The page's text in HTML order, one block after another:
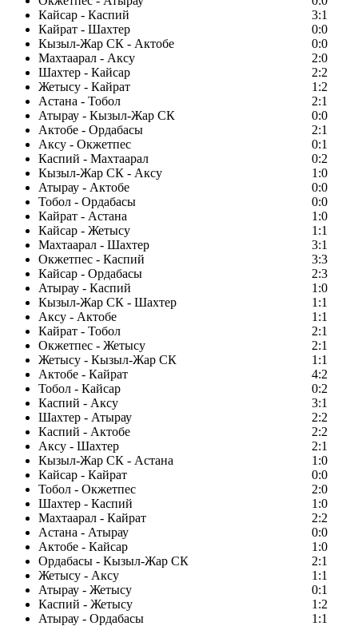
Кайсар - Каспий
3:1
Кайрат - Шахтер
0:0
Кызыл-Жар СК - Актобе
0:0
Махтаарал - Аксу
2:0
Шахтер - Кайсар
2:2
Жетысу - Кайрат
1:2
Астана - Тобол
2:1
Атырау - Кызыл-Жар СК
0:0
Актобе - Ордабасы
2:1
Аксу - Окжетпес
0:1
Каспий - Махтаарал
0:2
Кызыл-Жар СК - Аксу
1:0
Атырау - Актобе
0:0
Тобол - Ордабасы
0:0
Кайрат - Астана
1:0
Кайсар - Жетысу
1:1
Махтаарал - Шахтер
3:1
Окжетпес - Каспий
3:3
Кайсар - Ордабасы
2:3
Атырау - Каспий
1:0
Кызыл-Жар СК - Шахтер
1:1
Аксу - Актобе
1:1
Кайрат - Тобол
2:1
Окжетпес - Жетысу
2:1
Жетысу - Кызыл-Жар СК
1:1
Актобе - Кайрат
4:2
Тобол - Кайсар
0:2
Каспий - Аксу
3:1
Шахтер - Атырау
2:2
Каспий - Актобе
2:2
Аксу - Шахтер
2:1
Кызыл-Жар СК - Астана
1:0
Кайсар - Кайрат
0:0
Тобол - Окжетпес
2:0
Шахтер - Каспий
1:0
Махтаарал - Кайрат
2:2
Астана - Атырау
0:0
Актобе - Кайсар
1:0
Ордабасы - Кызыл-Жар СК
2:1
Жетысу - Аксу
1:1
Атырау - Жетысу
0:1
Каспий - Жетысу
1:2
Атырау - Ордабасы
1:1